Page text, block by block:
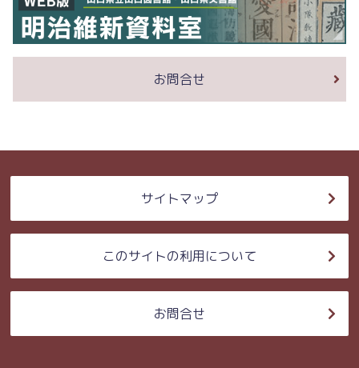
お問合せ
サイトマップ
このサイトの利用について
お問合せ